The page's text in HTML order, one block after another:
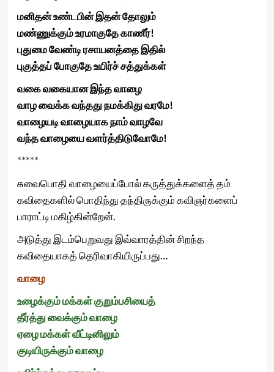
மனிதன் உண்டபின் இதன் தோலும்
மண்ணுக்கும் உரமாகுதே காணீர்!
புதுமை வேண்டி ரசாயனத்தை இதில்
புகுத்தப் போகுதே உயிர்ச் சத்துக்கள்
வகை வகையான இந்த வாழை
வாழ வைக்க வந்தது நமக்கிது வரமே!
வாழையடி வாழையாக நாம் வாழவே
வந்த வாழையை வளர்த்திடுவோமே!
*****
சுவைபொதி வாழையைப்போல் கருத்துக்களைத் தம்
கவிதைகளில் பொதிந்து தந்திருக்கும் கவிஞர்களைப்
பாராட்டி மகிழ்கின்றேன்.
அடுத்து இடம்பெறுவது இவ்வாரத்தின் சிறந்த
கவிதையாகத் தெரிவாகியிருப்பது…
வாழை
உழைக்கும் மக்கள் குறும்பசியைத்
தீர்த்து வைக்கும் வாழை
ஏழை மக்கள் வீட்டினிலும்
குடியிருக்கும் வாழை